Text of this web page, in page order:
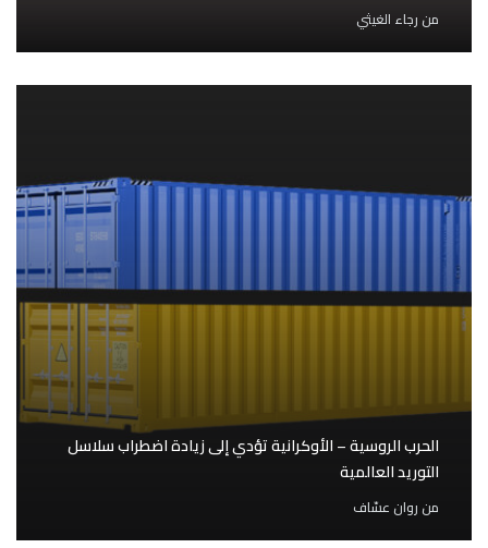
من رجاء الغيثي
الحرب الروسية – الأوكرانية تؤدي إلى زيادة اضطراب سلاسل
التوريد العالمية
من روان عسّاف